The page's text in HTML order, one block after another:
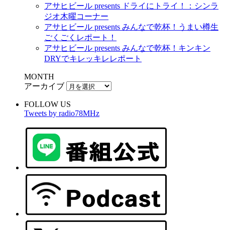
アサヒビール presents ドライにトライ！：シンラ
ジオ木曜コーナー
アサヒビール presents みんなで乾杯！うまい樽生
ごくごくレポート！
アサヒビール presents みんなで乾杯！キンキン
DRYでキレッキレレポート
MONTH
アーカイブ
FOLLOW US
Tweets by radio78MHz